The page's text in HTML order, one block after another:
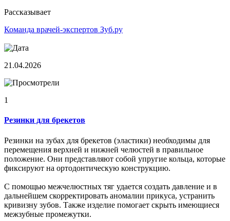
Рассказывает
Команда врачей-экспертов Зуб.ру
21.04.2026
1
Резинки для брекетов
Резинки на зубах для брекетов (эластики) необходимы для
перемещения верхней и нижней челюстей в правильное
положение. Они представляют собой упругие кольца, которые
фиксируют на ортодонтическую конструкцию.
С помощью межчелюстных тяг удается создать давление и в
дальнейшем скорректировать аномалии прикуса, устранить
кривизну зубов. Также изделие помогает скрыть имеющиеся
межзубные промежутки.